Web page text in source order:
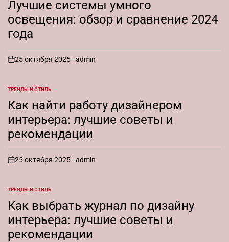
Лучшие системы умного
освещения: обзор и сравнение 2024
года
on
25 октября 2025 admin
ОПУБЛИКОВАНО
В
ТРЕНДЫ И СТИЛЬ
Как найти работу дизайнером
интерьера: лучшие советы и
рекомендации
on
25 октября 2025 admin
ОПУБЛИКОВАНО
В
ТРЕНДЫ И СТИЛЬ
Как выбрать журнал по дизайну
интерьера: лучшие советы и
рекомендации